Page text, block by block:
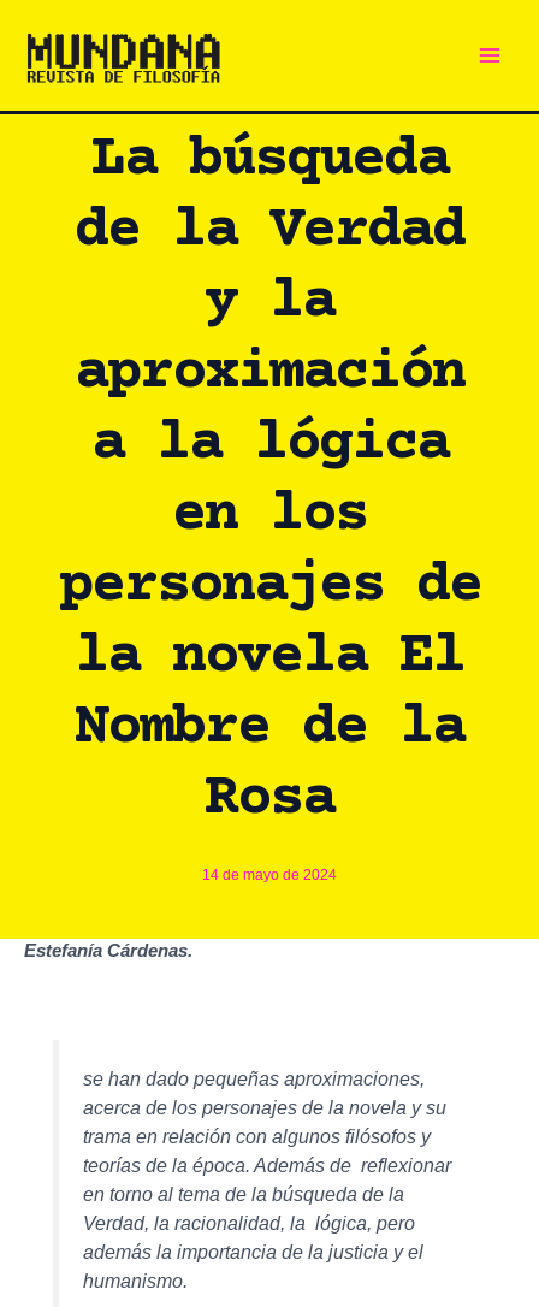
al
La búsqueda
de la Verdad
y la
aproximación
a la lógica
en los
personajes de
la novela El
Nombre de la
Rosa
14 de mayo de 2024
Estefanía Cárdenas.
se han dado pequeñas aproximaciones,
acerca de los personajes de la novela y su
trama en relación con algunos filósofos y
teorías de la época. Además de reflexionar
en torno al tema de la búsqueda de la
Verdad, la racionalidad, la lógica, pero
además la importancia de la justicia y el
humanismo.